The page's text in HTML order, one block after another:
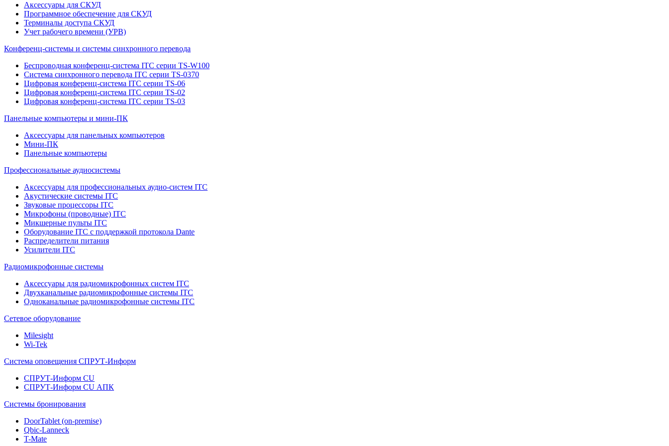
Аксессуары для СКУД
Программное обеспечение для СКУД
Терминалы доступа СКУД
Учет рабочего времени (УРВ)
Конференц-системы и системы синхронного перевода
Беспроводная конференц-система ITC серии TS-W100
Система синхронного перевода ITC серии TS-0370
Цифровая конференц-система ITC серии TS-06
Цифровая конференц-система ITC серии TS-02
Цифровая конференц-система ITC серии TS-03
Панельные компьютеры и мини-ПК
Аксессуары для панельных компьютеров
Мини-ПК
Панельные компьютеры
Профессиональные аудиосистемы
Аксессуары для профессиональных аудио-систем ITC
Акустические системы ITC
Звуковые процессоры ITC
Микрофоны (проводные) ITC
Микшерные пульты ITC
Оборудование ITC с поддержкой протокола Dante
Распределители питания
Усилители ITC
Радиомикрофонные системы
Аксессуары для радиомикрофонных систем ITC
Двухканальные радиомикрофонные системы ITC
Одноканальные радиомикрофонные системы ITC
Сетевое оборудование
Milesight
Wi-Tek
Система оповещения СПРУТ-Информ
СПРУТ-Информ CU
СПРУТ-Информ CU АПК
Системы бронирования
DoorTablet (on-premise)
Qbic-Lanneck
T-Mate